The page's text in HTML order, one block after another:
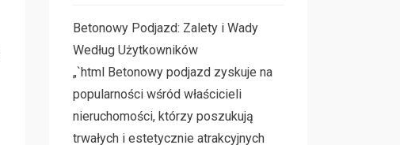
Betonowy Podjazd: Zalety i Wady
Według Użytkowników
„`html Betonowy podjazd zyskuje na
popularności wśród właścicieli
nieruchomości, którzy poszukują
trwałych i estetycznie atrakcyjnych